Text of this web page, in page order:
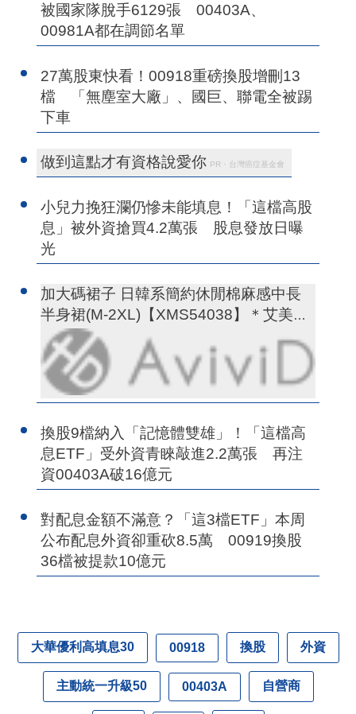
被國家隊脫手6129張 00403A、
00981A都在調節名單
27萬股東快看！00918重磅換股增刪13
檔 「無塵室大廠」、國巨、聯電全被踢
下車
做到這點才有資格說愛你 PR・台灣癌症基金會
小兒力挽狂瀾仍慘未能填息！「這檔高股
息」被外資搶買4.2萬張 股息發放日曝
光
加大碼裙子 日韓系簡約休閒棉麻感中長
半身裙(M-2XL)【XMS54038】＊艾美時
尚(現+預)
換股9檔納入「記憶體雙雄」！「這檔高
息ETF」受外資青睞敲進2.2萬張 再注
資00403A破16億元
對配息金額不滿意？「這3檔ETF」本周
公布配息外資卻重砍8.5萬 00919換股
36檔被提款10億元
大華優利高填息30 00918 換股 外資
主動統一升級50 00403A 自營商